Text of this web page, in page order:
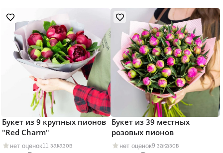
нет оценок11 заказов
Букет из 9 крупных пионов
"Red Charm"
нет оценок9 заказов
Букет из 39 местных
розовых пионов